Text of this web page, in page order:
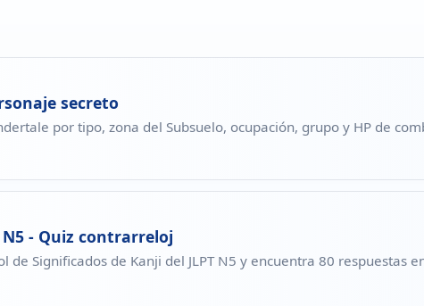
secreto
por tipo, zona del Subsuelo, ocupación, grupo y HP de
N5 - Quiz contrarreloj
de Significados de Kanji del JLPT N5 y encuentra 80 respuestas